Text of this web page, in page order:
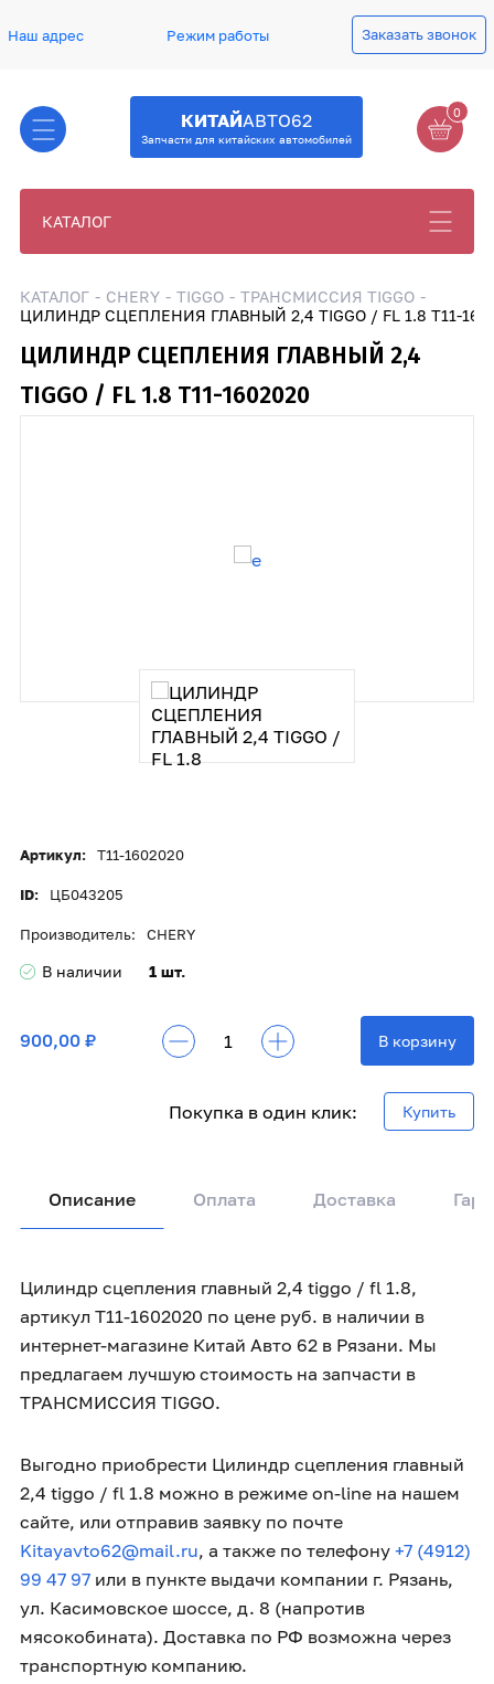
Наш адрес Режим работы Заказать звонок
КИТАЙАВТО62
Запчасти для китайских автомобилей
0
КАТАЛОГ
КАТАЛОГ CHERY TIGGO
ТРАНСМИССИЯ TIGGO
ЦИЛИНДР СЦЕПЛЕНИЯ ГЛАВНЫЙ 2,4 TIGGO / FL 1.8 T11-
ЦИЛИНДР СЦЕПЛЕНИЯ ГЛАВНЫЙ 2,4
TIGGO / FL 1.8 T11-1602020
Артикул: T11-1602020
ID: ЦБ043205
Производитель: CHERY
В наличии 1 шт.
900,00 ₽ В корзину
Покупка в один клик: Купить
Описание Оплата Доставка
Цилиндр сцепления главный 2,4 tiggo / fl 1.8,
артикул T11-1602020 по цене руб. в наличии в
интернет-магазине Китай Авто 62 в Рязани. Мы
предлагаем лучшую стоимость на запчасти в
ТРАНСМИССИЯ TIGGO.
Выгодно приобрести Цилиндр сцепления главный
2,4 tiggo / fl 1.8 можно в режиме on-line на нашем
сайте, или отправив заявку по почте
Kitayavto62@mail.ru, а также по телефону +7 (4912)
99 47 97 или в пункте выдачи компании г. Рязань,
ул. Касимовское шоссе, д. 8 (напротив
мясокобината). Доставка по РФ возможна через
транспортную компанию.